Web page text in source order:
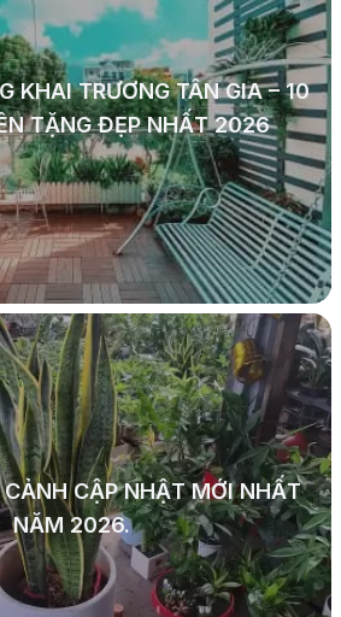
KHAI TRƯƠNG TÂN GIA – 10
TẶNG ĐẸP NHẤT 2026
CẬP NHẬT MỚI NHẤT
NĂM 2026.